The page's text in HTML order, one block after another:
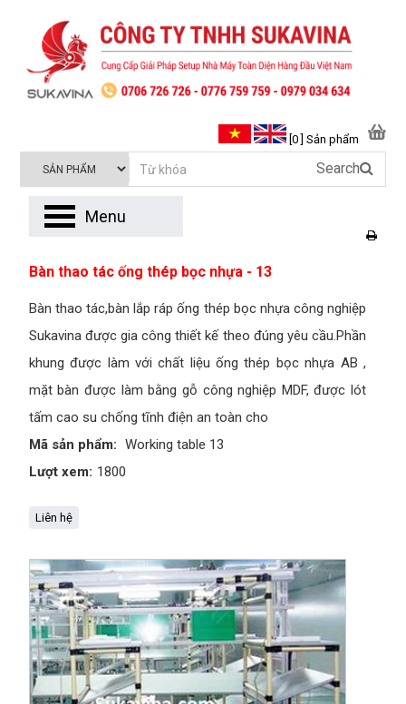
Bàn thao tác ống thép bọc nhựa - 13
Bàn thao tác,bàn lắp ráp ống thép bọc nhựa công nghiệp
Sukavina được gia công thiết kế theo đúng yêu cầu.Phần
khung được làm với chất liệu ống thép bọc nhựa AB ,
mặt bàn được làm bằng gỗ công nghiệp MDF, được lót
tấm cao su chống tĩnh điện an toàn cho
Mã sản phẩm: Working table 13
Lượt xem: 1800
Liên hệ
[0 ] Sản phẩm
Search
Menu